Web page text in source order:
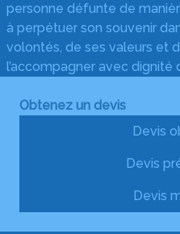
personne défunte de
à perpétuer son souvenir
volontés, de ses valeurs et
l’accompagner avec dignité
Obtenez un devis
Devis
Devis
Devis